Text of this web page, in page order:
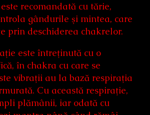
recomandată cu tărie,
gândurile şi mintea, care
prin deschiderea chakrelor.
este întreţinută cu o
în chakra cu care se
vibraţii au la bază respiraţia
Cu această respiraţie,
plămânii, iar odată cu